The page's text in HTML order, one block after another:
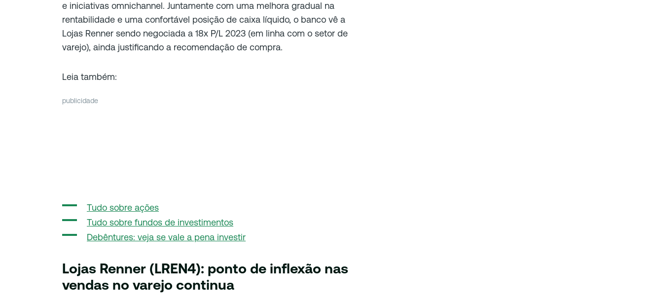
e iniciativas omnichannel. Juntamente com uma melhora gradual na
rentabilidade e uma confortável posição de caixa líquido, o banco vê a
Lojas Renner sendo negociada a 18x P/L 2023 (em linha com o setor de
varejo), ainda justificando a recomendação de compra.
Leia também:
publicidade
Tudo sobre ações
Tudo sobre fundos de investimentos
Debêntures: veja se vale a pena investir
Lojas Renner (LREN4): ponto de inflexão nas
vendas no varejo continua